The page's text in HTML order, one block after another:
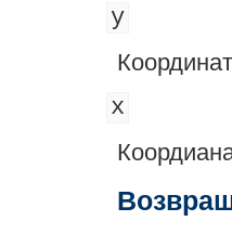
y
x